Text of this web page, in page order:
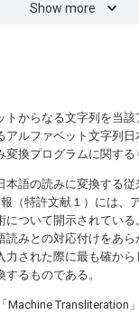
Show more
からなる文字列を当
ルファベット文字列
換プログラムに関する
語の読みに変換する従
（特許文献１）には、
ついて開示されている
読みとの対応付けをあ
力された際に最も確か
るものである。
Machine Transliteration